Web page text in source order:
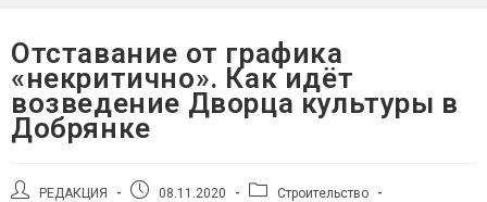
Отставание от графика
«некритично». Как идёт
возведение Дворца культуры в
Добрянке
АвторРЕДАКЦИЯ
Запись08.11.2020
РубрикаСтроительство